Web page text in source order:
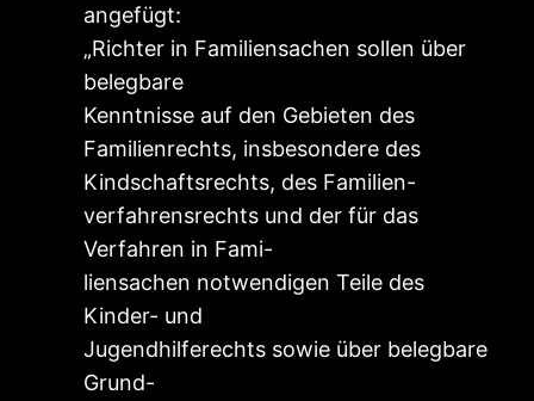
angefügt:
„Richter in Familiensachen sollen über
belegbare
Kenntnisse auf den Gebieten des
Familienrechts, insbesondere des
Kindschaftsrechts, des Familien-
verfahrensrechts und der für das
Verfahren in Fami-
liensachen notwendigen Teile des
Kinder- und
Jugendhilferechts sowie über belegbare
Grund-